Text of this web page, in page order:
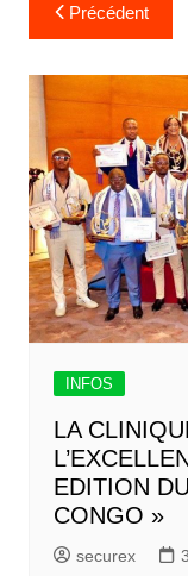
Précédent
INFOS
LA
EDITION
CONGO »
securex